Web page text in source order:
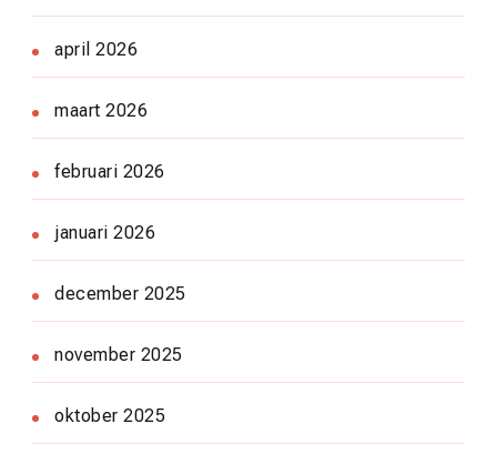
april 2026
maart 2026
februari 2026
januari 2026
december 2025
november 2025
oktober 2025